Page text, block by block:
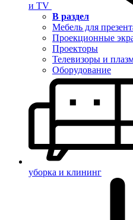
и TV
В раздел
Мебель для
Проекционные
Проекторы
Телевизоры и
Оборудование
уборка и клининг